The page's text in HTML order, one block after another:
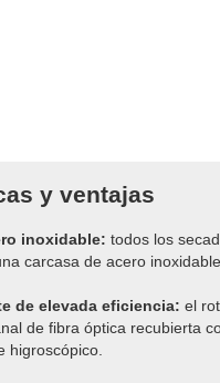
y ventajas
inoxidable: todos los
carcasa de acero
de elevada eficiencia: el
de fibra óptica recubierta
higroscópico.